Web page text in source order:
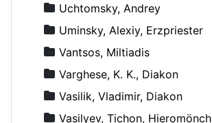
Uchtomsky, Andrey
Uminsky, Alexiy, Erzpriester
Vantsos, Miltiadis
Varghese, K. K., Diakon
Vasilik, Vladimir, Diakon
Vasilyev, Tichon, Hieromönch